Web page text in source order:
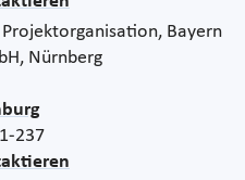
Bayern
Nürnberg
237